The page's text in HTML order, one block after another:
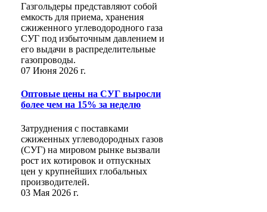
Газгольдеры представляют собой
емкость для приема, хранения
сжиженного углеводородного газа
СУГ под избыточным давлением и
его выдачи в распределительные
газопроводы.
07 Июня 2026 г.
Оптовые цены на СУГ выросли
более чем на 15% за неделю
Затруднения с поставками
сжиженных углеводородных газов
(СУГ) на мировом рынке вызвали
рост их котировок и отпускных
цен у крупнейших глобальных
производителей.
03 Мая 2026 г.